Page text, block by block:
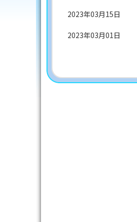
2023年03月15日
2023年03月01日